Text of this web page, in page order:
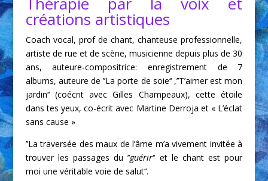
créations artistiques
Coach vocal, prof de chant, chanteuse professionnelle,
artiste de rue et de scène, musicienne depuis plus de 30
ans, auteure-compositrice: enregistrement de 7
albums, auteure de ’’La porte de soie‘‘ ,’’T’aimer est mon
jardin‘‘ (coécrit avec Gilles Champeaux), cette étoile
dans tes yeux, co-écrit avec Martine Derroja et « L’éclat
sans cause »
’’La traversée des maux de l’âme m’a vivement invitée à
trouver les passages du ’’guérir‘‘ et le chant est pour
moi une véritable voie de salut‘‘.